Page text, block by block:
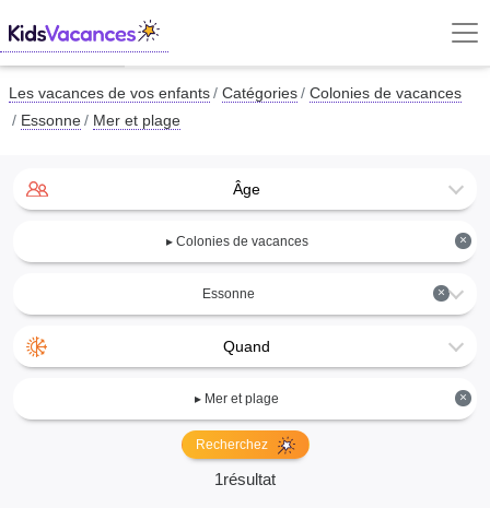
Les vacances de vos enfants Catégories
Colonies de vacances
Essonne
Mer et plage
Âge
×
▸ Colonies de vacances
×
Essonne
Quand
×
▸ Mer et plage
Recherchez
1résultat